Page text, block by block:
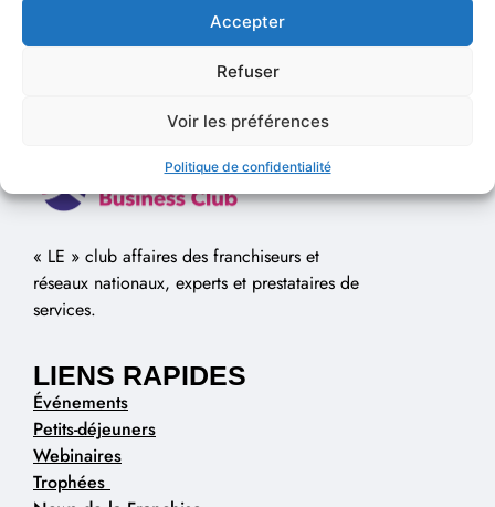
Accepter
Refuser
Voir les préférences
Politique de confidentialité
« LE » club affaires des franchiseurs et
réseaux nationaux, experts et prestataires de
services.
LIENS RAPIDES
Événements
Petits-déjeuners
Webinaires
Trophées